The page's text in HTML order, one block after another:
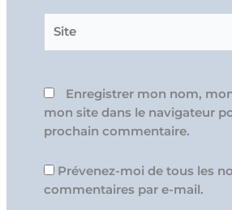
Enregistrer mon nom,
mon site dans le navigateur
prochain commentaire.
Prévenez-moi de tous les
commentaires par e-mail.